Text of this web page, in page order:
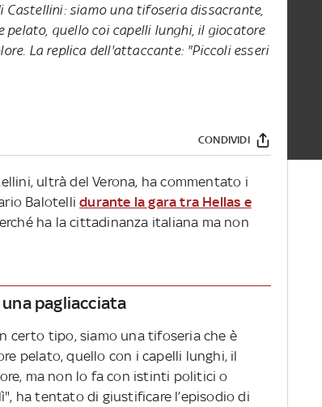
Castellini: siamo una tifoseria dissacrante,
pelato, quello coi capelli lunghi, il giocatore
La replica dell'attaccante: "Piccoli esseri
CONDIVIDI
ultrà del Verona, ha commentato i
Balotellidurante la gara tra Hellas e
ha la cittadinanza italiana ma non
pagliacciata
certo tipo, siamo una tifoseria che è
pelato, quello con i capelli lunghi, il
ma non lo fa con istinti politici o
ha tentato di giustificare l’episodio di